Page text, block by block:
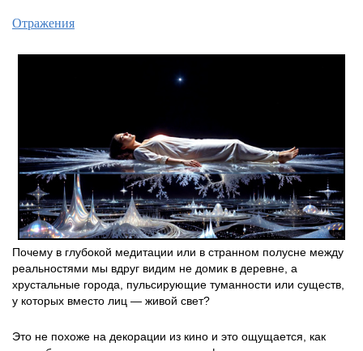
Отражения
Почему в глубокой медитации или в странном полусне между
реальностями мы вдруг видим не домик в деревне, а
хрустальные города, пульсирующие туманности или существ,
у которых вместо лиц — живой свет?
Это не похоже на декорации из кино и это ощущается, как